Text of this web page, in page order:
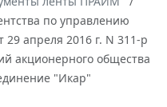
по управлению
апреля 2016 г. N 311-р
акционерного общества
"Икар"